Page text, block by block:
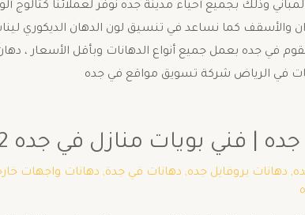
والأسقف كما نساعد في تنسيق لون الدهان الديكوري
في جده بعمل جميع أنواع الدهانات وبأقل الأسعار ،
في الرياض شركة تسويق مواقع في جده
بويات منازل في جده 0502722462
, دهانات بروفايل جده, دهانات في جدة, دهانات واجهات